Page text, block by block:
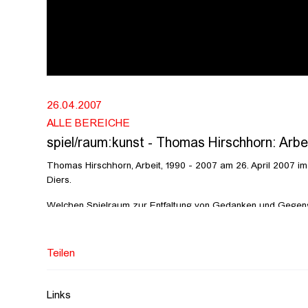
26.04.2007
ALLE BEREICHE
spiel/raum:kunst - Thomas Hirschhorn:
Thomas Hirschhorn, Arbeit, 1990 - 2007 am 26. April 2007
Diers.
Welchen Spielraum zur Entfaltung von Gedanken und
Vorträgen und Nachgesprächen möchte die Reihe spiel/
stellt prominente theoretische, historische und künstlerische
Bezugsfelder und nach den besonderen Möglichkeiten und
Teilen
Links